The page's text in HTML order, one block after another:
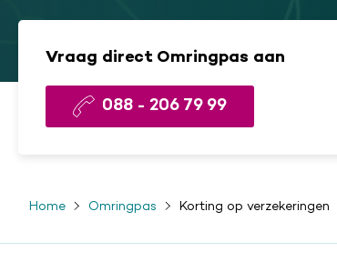
Vraag direct Omringpas aan
088 - 206 79 99
Kruimelpad
Home Omringpas Korting op verzekeringen